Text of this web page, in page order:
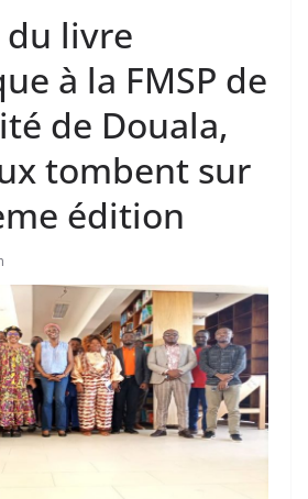
du livre
à la FMSP de
de Douala,
tombent sur
édition